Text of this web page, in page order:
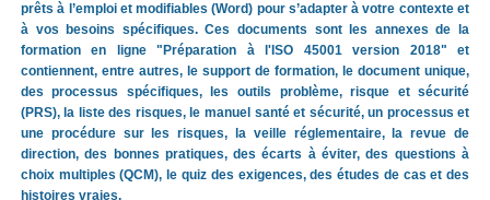
prêts à l’emploi et modifiables (Word) pour s’adapter à votre contexte et
à vos besoins spécifiques. Ces documents sont les annexes de la
formation en ligne "Préparation à l'ISO 45001 version 2018" et
contiennent, entre autres, le support de formation, le document unique,
des processus spécifiques, les outils problème, risque et sécurité
(PRS), la liste des risques, le manuel santé et sécurité, un processus et
une procédure sur les risques, la veille réglementaire, la revue de
direction, des bonnes pratiques, des écarts à éviter, des questions à
choix multiples (QCM), le quiz des exigences, des études de cas et des
histoires vraies.